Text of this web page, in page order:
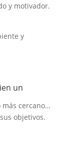
y motivador.
y
un
cercano…
objetivos.